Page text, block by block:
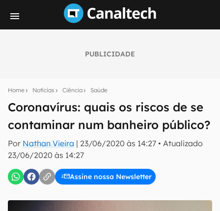
PUBLICIDADE
Home Notícias Ciência Saúde
Coronavírus: quais os riscos de se
contaminar num banheiro público?
Por Nathan Vieira | 23/06/2020 às 14:27 • Atualizado
23/06/2020 às 14:27
Assine nossa Newsletter
notícias e reviews sobre tecnologia em primeira
E-mail
Uso e Política de Privacidade do Canaltech.